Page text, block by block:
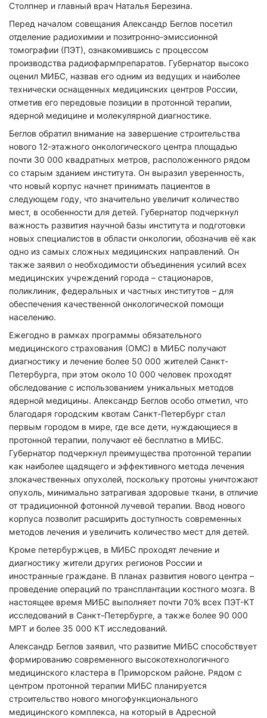
Столпнер и главный врач Наталья Березина.
Перед началом совещания Александр Беглов посетил
отделение радиохимии и позитронно-эмиссионной
томографии (ПЭТ), ознакомившись с процессом
производства радиофармпрепаратов. Губернатор высоко
оценил МИБС, назвав его одним из ведущих и наиболее
технически оснащенных медицинских центров России,
отметив его передовые позиции в протонной терапии,
ядерной медицине и молекулярной диагностике.
Беглов обратил внимание на завершение строительства
нового 12-этажного онкологического центра площадью
почти 30 000 квадратных метров, расположенного рядом
со старым зданием института. Он выразил уверенность,
что новый корпус начнет принимать пациентов в
следующем году, что значительно увеличит количество
мест, в особенности для детей. Губернатор подчеркнул
важность развития научной базы института и подготовки
новых специалистов в области онкологии, обозначив её как
одно из самых сложных медицинских направлений. Он
также заявил о необходимости объединения усилий всех
медицинских учреждений города – стационаров,
поликлиник, федеральных и частных институтов – для
обеспечения качественной онкологической помощи
населению.
Ежегодно в рамках программы обязательного
медицинского страхования (ОМС) в МИБС получают
диагностику и лечение более 50 000 жителей Санкт-
Петербурга, при этом около 10 000 человек проходят
обследование с использованием уникальных методов
ядерной медицины. Александр Беглов особо отметил, что
благодаря городским квотам Санкт-Петербург стал
первым городом в мире, где все дети, нуждающиеся в
протонной терапии, получают её бесплатно в МИБС.
Губернатор подчеркнул преимущества протонной терапии
как наиболее щадящего и эффективного метода лечения
злокачественных опухолей, поскольку протоны уничтожают
опухоль, минимально затрагивая здоровые ткани, в отличие
от традиционной фотонной лучевой терапии. Ввод нового
корпуса позволит расширить доступность современных
методов лечения и увеличить количество мест для детей.
Кроме петербуржцев, в МИБС проходят лечение и
диагностику жители других регионов России и
иностранные граждане. В планах развития нового центра –
проведение операций по трансплантации костного мозга. В
настоящее время МИБС выполняет почти 70% всех ПЭТ-КТ
исследований в Санкт-Петербурге, а также более 90 000
МРТ и более 35 000 КТ исследований.
Александр Беглов заявил, что развитие МИБС способствует
формированию современного высокотехнологичного
медицинского кластера в Приморском районе. Рядом с
центром протонной терапии МИБС планируется
строительство нового многофункционального
медицинского комплекса, на который в Адресной